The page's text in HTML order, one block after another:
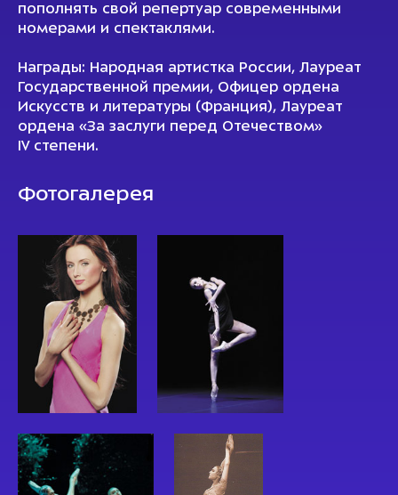
пополнять свой репертуар современными
номерами и спектаклями.
Награды: Народная артистка России, Лауреат
Государственной премии, Офицер ордена
Искусств и литературы (Франция), Лауреат
ордена «За заслуги перед Отечеством»
IV степени.
Фотогалерея